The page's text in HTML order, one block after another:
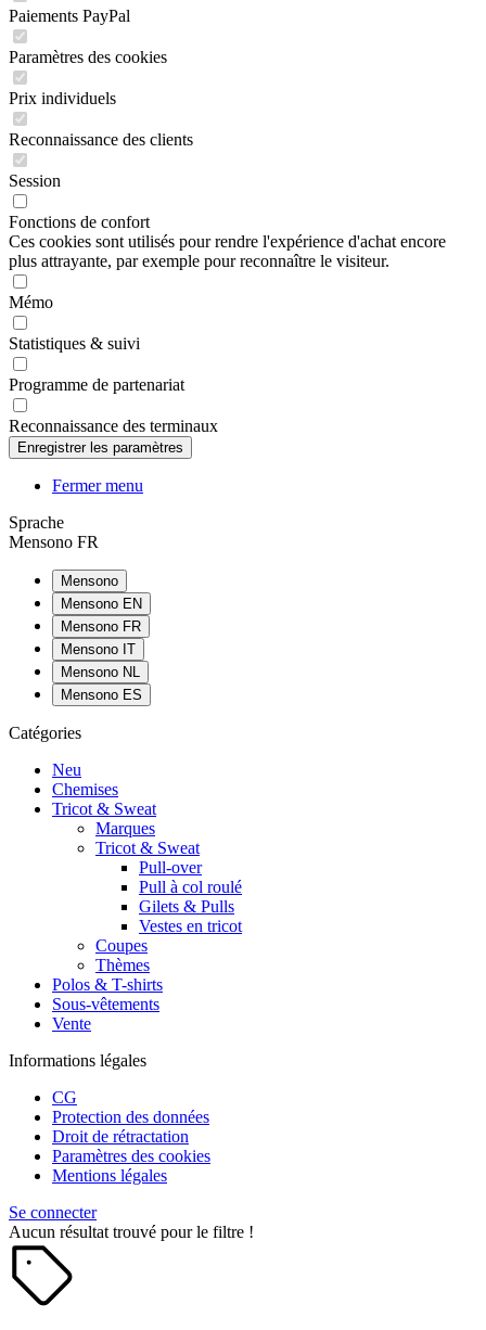
Paiements PayPal
Paramètres des cookies
Prix individuels
Reconnaissance des clients
Session
Fonctions de confort
Ces cookies sont utilisés pour rendre l'expérience d'achat encore
plus attrayante, par exemple pour reconnaître le visiteur.
Mémo
Statistiques & suivi
Programme de partenariat
Reconnaissance des terminaux
Fermer menu
Sprache
Mensono FR
Mensono
Mensono EN
Mensono FR
Mensono IT
Mensono NL
Mensono ES
Catégories
Neu
Chemises
Tricot & Sweat
Marques
Tricot & Sweat
Pull-over
Pull à col roulé
Gilets & Pulls
Vestes en tricot
Coupes
Thèmes
Polos & T-shirts
Sous-vêtements
Vente
Informations légales
CG
Protection des données
Droit de rétractation
Paramètres des cookies
Mentions légales
Se connecter
Aucun résultat trouvé pour le filtre !